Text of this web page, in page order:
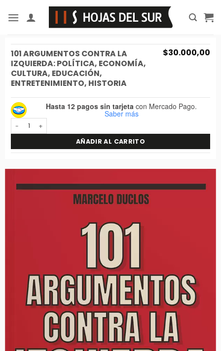
101 ARGUMENTOS CONTRA LA
IZQUIERDA: POLÍTICA, ECONOMÍA,
CULTURA, EDUCACIÓN,
ENTRETENIMIENTO, HISTORIA
$30.000,00
Hasta 12 pagos sin tarjeta con Mercado Pago.
Saber más
101 Argumentos contra la izquierda: Política, economía,
AÑADIR AL CARRITO